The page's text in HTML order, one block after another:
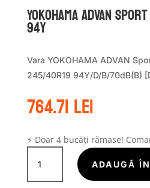
Yokohama ADVAN
94Y
Vara YOKOHAMA ADVAN
245/40R19 94Y/D/B/70dB(B)
764.71lei
⚡ Doar 4 bucăți rămase!
Cantitate
Yokohama
ADVAN
ADAUGĂ